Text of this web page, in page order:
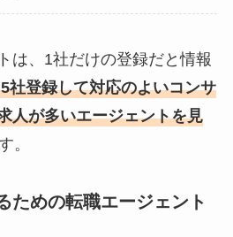
は、1社だけの登録だと情報
社登録して対応のよいコンサ
人が多いエージェントを見
。
ための転職エージェント